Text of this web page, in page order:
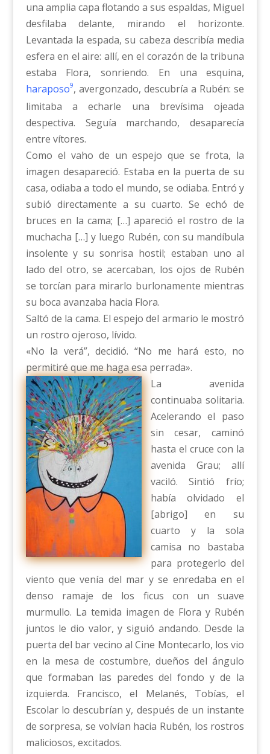
una amplia capa flotando a sus espaldas, Miguel
desfilaba delante, mirando el horizonte.
Levantada la espada, su cabeza describía media
esfera en el aire: allí, en el corazón de la tribuna
estaba Flora, sonriendo. En una esquina,
haraposo9, avergonzado, descubría a Rubén: se
limitaba a echarle una brevísima ojeada
despectiva. Seguía marchando, desaparecía
entre vítores.
Como el vaho de un espejo que se frota, la
imagen desapareció. Estaba en la puerta de su
casa, odiaba a todo el mundo, se odiaba. Entró y
subió directamente a su cuarto. Se echó de
bruces en la cama; […] apareció el rostro de la
muchacha […] y luego Rubén, con su mandíbula
insolente y su sonrisa hostil; estaban uno al
lado del otro, se acercaban, los ojos de Rubén
se torcían para mirarlo burlonamente mientras
su boca avanzaba hacia Flora.
Saltó de la cama. El espejo del armario le mostró
un rostro ojeroso, lívido.
«No la verá”, decidió. “No me hará esto, no
permitiré que me haga esa perrada».
La avenida
continuaba solitaria.
Acelerando el paso
sin cesar, caminó
hasta el cruce con la
avenida Grau; allí
vaciló. Sintió frío;
había olvidado el
[abrigo] en su
cuarto y la sola
camisa no bastaba
para protegerlo del
viento que venía del mar y se enredaba en el
denso ramaje de los ficus con un suave
murmullo. La temida imagen de Flora y Rubén
juntos le dio valor, y siguió andando. Desde la
puerta del bar vecino al Cine Montecarlo, los vio
en la mesa de costumbre, dueños del ángulo
que formaban las paredes del fondo y de la
izquierda. Francisco, el Melanés, Tobías, el
Escolar lo descubrían y, después de un instante
de sorpresa, se volvían hacia Rubén, los rostros
maliciosos, excitados.